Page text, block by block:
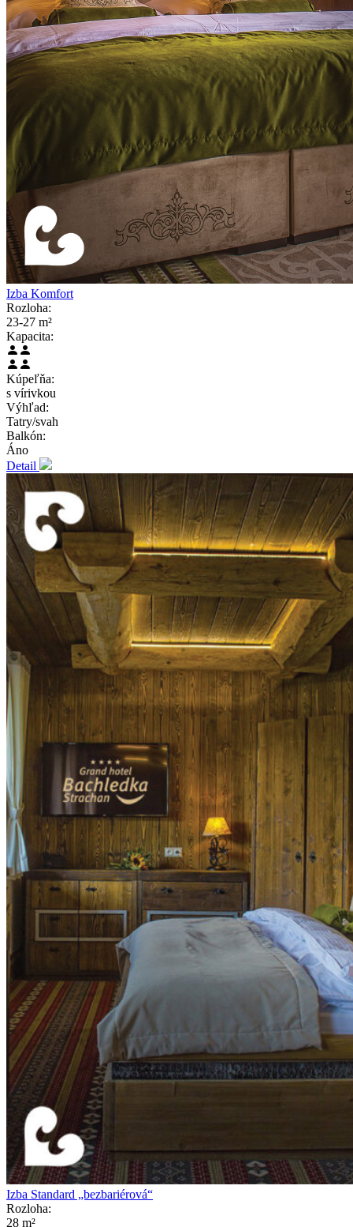
Izba Komfort
Rozloha:
23-27 m²
Kapacita:
Kúpeľňa:
s vírivkou
Výhľad:
Tatry/svah
Balkón:
Áno
Detail
Izba Standard „bezbariérová“
Rozloha:
28 m²